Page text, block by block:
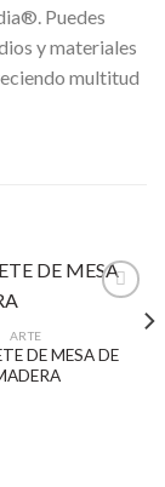
Puedes
y materiales
multitud
Añadir
ARTE
DE MESA DE